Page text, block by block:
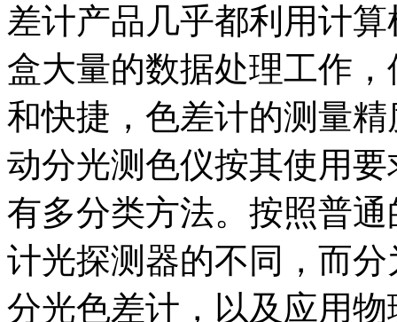
差计产品几乎都利用计
盒大量的数据处理工作
和快捷，色差计的测量
动分光测色仪按其使用
有多分类方法。按照普
计光探测器的不同，而
分光色差计，以及应用